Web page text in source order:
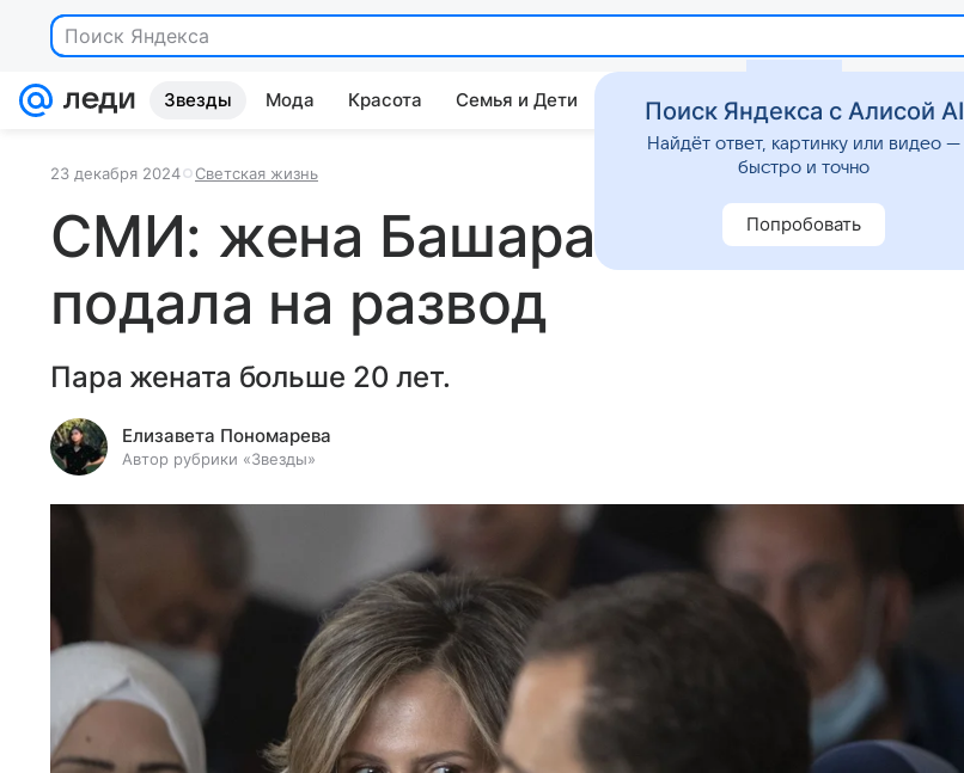
Поиск Яндекса
Звезды Мода Красота Семья и Дети Дом Гороскопы Стиль жизни
23 декабря 2024 Светская жизнь
СМИ: жена Башара Асада
подала на развод
Пара жената больше 20 лет.
Елизавета Пономарева
Автор рубрики «Звезды»
Поиск Яндекса с Алисой AI
Найдёт ответ, картинку или видео —
быстро и точно
Попробовать